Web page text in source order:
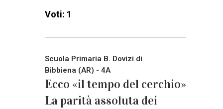
Voti: 1
Scuola Primaria B. Dovizi di
Bibbiena (AR) - 4A
Ecco «il tempo del cerchio»
La parità assoluta dei